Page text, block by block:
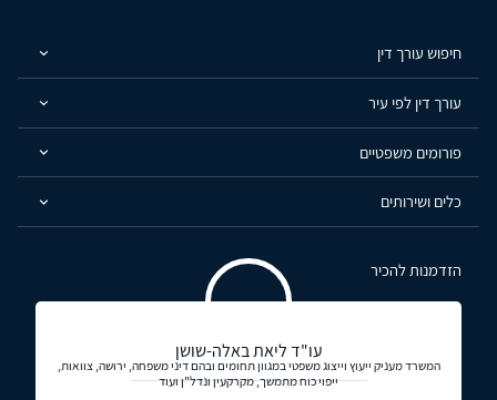
חיפוש עורך דין
עורך דין לפי עיר
פורומים משפטיים
כלים ושירותים
הזדמנות להכיר
עו"ד ליאת באלה-שושן
המשרד מעניק ייעוץ וייצוג משפטי במגוון תחומים ובהם דיני משפחה, ירושה, צוואות,
ייפוי כוח מתמשך, מקרקעין ונדל"ן ועוד